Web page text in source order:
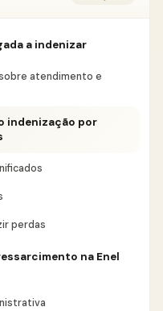
a indenizar
atendimento e
indenização por
perdas
na Enel